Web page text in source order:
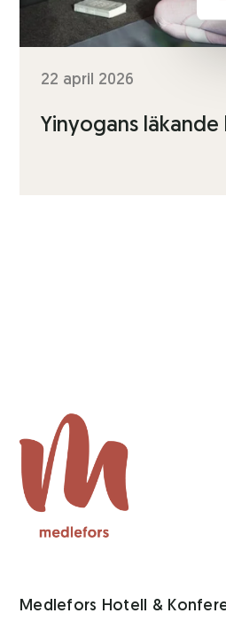
22 april 2026
Yinyogans
Medlefors Hotell &